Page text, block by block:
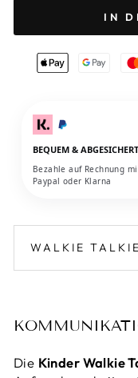
IN
BEQUEM & ABGESICHERT
Bezahle auf Rechnung
Paypal oder Klarna
WALKIE
Die Kinder Walkie